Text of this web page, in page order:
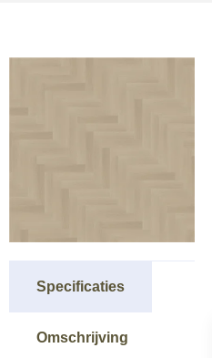
Specificaties
Omschrijving